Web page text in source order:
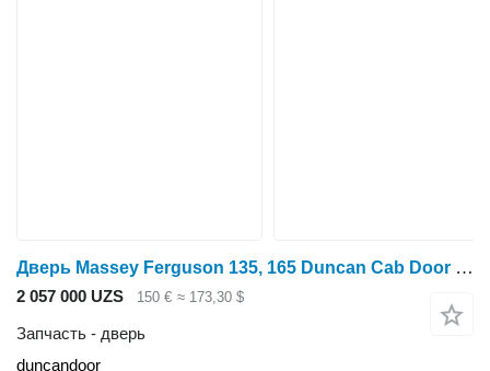
Дверь Massey Ferguson 135, 165 Duncan Cab Door Lhs Duncandoor duncandoor для минитрактора
2 057 000 UZS 150 € ≈ 173,30 $
Запчасть - дверь
duncandoor